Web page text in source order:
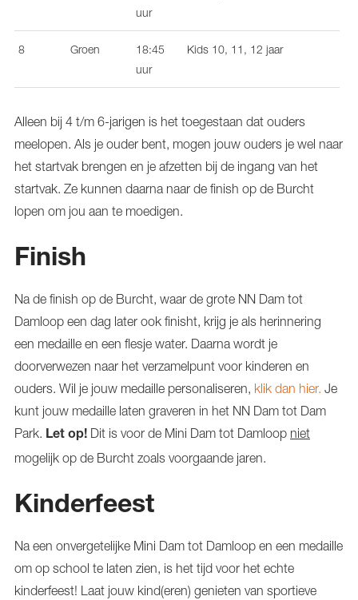
uur
8 Groen
18:45
uur
Kids 10, 11, 12 jaar
Alleen bij 4 t/m 6-jarigen is het toegestaan dat ouders
meelopen. Als je ouder bent, mogen jouw ouders je wel naar
het startvak brengen en je afzetten bij de ingang van het
startvak. Ze kunnen daarna naar de finish op de Burcht
lopen om jou aan te moedigen.
Finish
Na de finish op de Burcht, waar de grote NN Dam tot
Damloop een dag later ook finisht, krijg je als herinnering
een medaille en een flesje water. Daarna wordt je
doorverwezen naar het verzamelpunt voor kinderen en
ouders. Wil je jouw medaille personaliseren, klik dan hier. Je
kunt jouw medaille laten graveren in het NN Dam tot Dam
Park. Let op! Dit is voor de Mini Dam tot Damloop niet
mogelijk op de Burcht zoals voorgaande jaren.
Kinderfeest
Na een onvergetelijke Mini Dam tot Damloop en een medaille
om op school te laten zien, is het tijd voor het echte
kinderfeest! Laat jouw kind(eren) genieten van sportieve